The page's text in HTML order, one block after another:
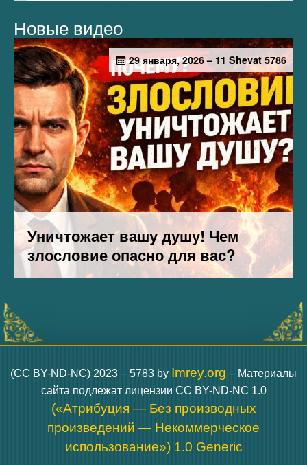
Новые видео
(CC BY-ND-NC) 2023 – 5783 by Imrey.org – Материалы
сайта подлежат лицензии CC BY-ND-NC 1.0
(«Атрибуция — Без производных
произведений — Некоммерческое
использование») 1.0 Generic